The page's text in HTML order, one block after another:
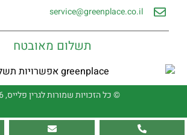
service@greenplace.co.il
תשלום מאובטח
© כל הזכויות שמורות לגרין פלייס, 2026